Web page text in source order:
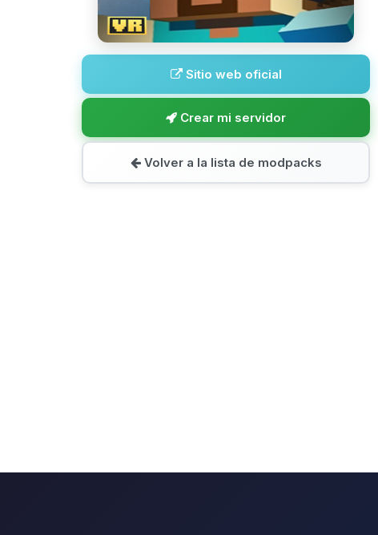
Sitio web oficial
Crear mi servidor
Volver a la lista de modpacks